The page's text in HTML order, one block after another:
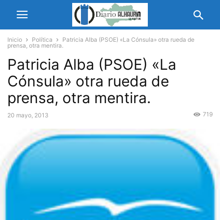
Inicio Política
Patricia Alba (PSOE) «La Cónsula» otra rueda de
prensa, otra mentira.
Patricia Alba (PSOE) «La
Cónsula» otra rueda de
prensa, otra mentira.
20 mayo, 2013 719